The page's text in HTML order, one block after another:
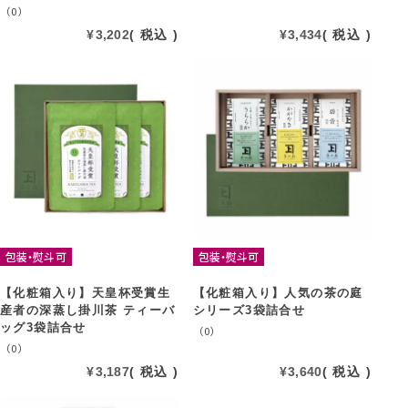
（0）
¥3,202 税込 ¥3,434 税込
包装・熨斗可
【化粧箱入り】天皇杯受賞生
産者の深蒸し掛川茶 ティーバ
ッグ3袋詰合せ
（0）
¥3,187 税込
包装・熨斗可
【化粧箱入り】人気の茶の庭
シリーズ3袋詰合せ
（0）
¥3,640 税込